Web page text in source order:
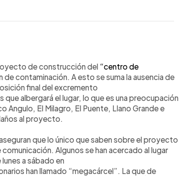
de construcción del “centro de
de contaminación. A esto se suma la ausencia de
final del excremento
albergará el lugar, lo que es una preocupación
Angulo, El Milagro, El Puente, Llano Grande e
al proyecto.
que lo único que saben sobre el proyecto
Algunos se han acercado al lugar
a sábado en
han llamado “megacárcel”. La que de